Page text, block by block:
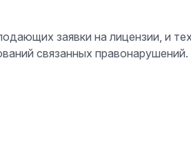
заявки на лицензии, и
связанных правонарушений.